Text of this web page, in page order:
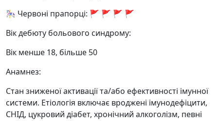
🎠 Червоні прапорці: 🚩 🚩 🚩 🚩
Вік дебюту больового синдрому:
Вік менше 18, більше 50
Анамнез:
Стан зниженої активації та/або ефективності імунної
системи. Етіологія включає вроджені імунодефіцити,
СНІД, цукровий діабет, хронічний алкоголізм, певні